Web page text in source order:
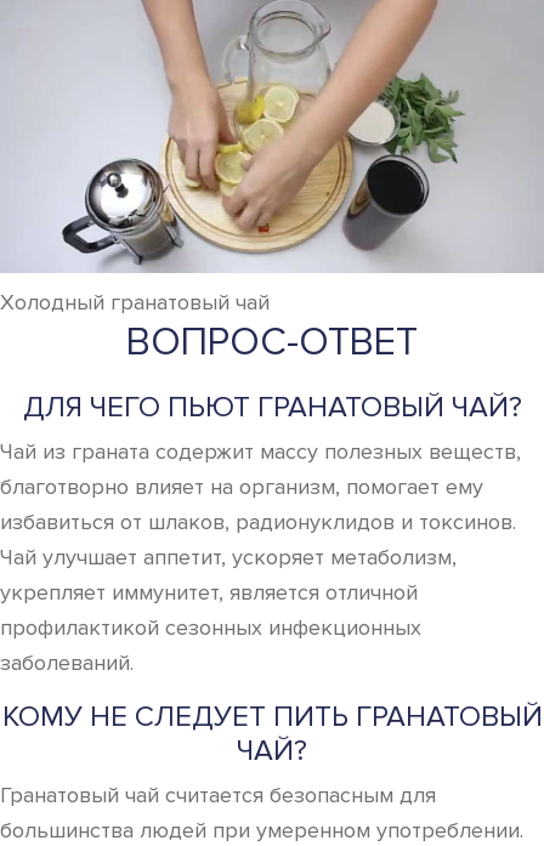
Холодный гранатовый чай
ВОПРОС-ОТВЕТ
ДЛЯ ЧЕГО ПЬЮТ ГРАНАТОВЫЙ ЧАЙ?
Чай из граната содержит массу полезных веществ,
благотворно влияет на организм, помогает ему
избавиться от шлаков, радионуклидов и токсинов.
Чай улучшает аппетит, ускоряет метаболизм,
укрепляет иммунитет, является отличной
профилактикой сезонных инфекционных
заболеваний.
КОМУ НЕ СЛЕДУЕТ ПИТЬ ГРАНАТОВЫЙ
ЧАЙ?
Гранатовый чай считается безопасным для
большинства людей при умеренном употреблении.